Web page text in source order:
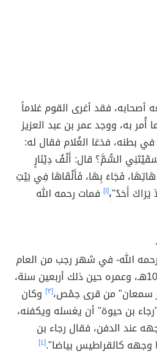
فقد أغرى القوم غلاماً
به، ووجد عمر بن عبد العزيز
بطنه، فدَعَا الغُلام فقال له:
السُّمَّ؟ قال: أَلْفُ دِيْنَارٍ
فَجَاءَ بِهَا، فَأَلْقَاهَا فِي بَيْتِ
يَرَاكَ أَحَدٌ"،[١] فمات رحمه الله
الله- في شهر رجب من العام
سمعان" من قرى حِمْص،[٣]
وكان
بن حيوة" أن يغسله ويكفنه،
عند الدفن، فقال رجاء بن
وجهه كالقراطيس بياضا".[٤]